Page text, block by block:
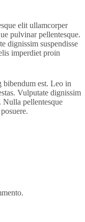
elit ullamcorper
pulvinar pellentesque.
dignissim suspendisse
imperdiet proin
bibendum est. Leo in
Vulputate dignissim
Nulla pellentesque